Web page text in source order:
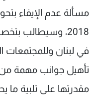
مسألة عدم الإيفاء
2018، وسيطالب
في لبنان وللمجتمعات
تأهيل جوانب مهمة من
مقدرتها على تلبية ما